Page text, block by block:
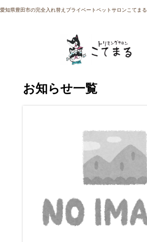
愛知県豊田市の完全入れ替えプライベートペットサロンこてまる
お知らせ一覧